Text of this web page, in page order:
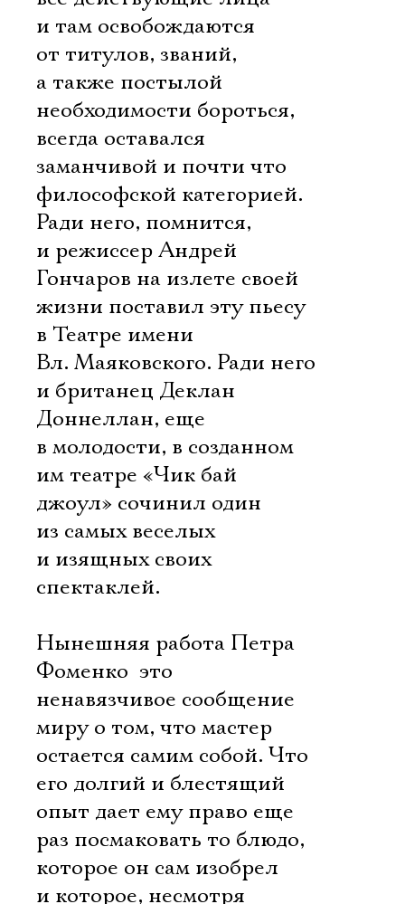
и там освобождаются
от титулов, званий,
а также постылой
необходимости бороться,
всегда оставался
заманчивой и почти что
философской категорией.
Ради него, помнится,
и режиссер Андрей
Гончаров на излете своей
жизни поставил эту пьесу
в Театре имени
Вл. Маяковского. Ради него
и британец Деклан
Доннеллан, еще
в молодости, в созданном
им театре «Чик бай
джоул» сочинил один
из самых веселых
и изящных своих
спектаклей.
Нынешняя работа Петра
Фоменко  это
ненавязчивое сообщение
миру о том, что мастер
остается самим собой. Что
его долгий и блестящий
опыт дает ему право еще
раз посмаковать то блюдо,
которое он сам изобрел
и которое, несмотря